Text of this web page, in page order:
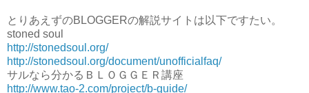
とりあえずのBLOGGERの解説サイトは以下ですたい。
stoned soul
http://stonedsoul.org/
http://stonedsoul.org/document/unofficialfaq/
サルなら分かるＢＬＯＧＧＥＲ講座
http://www.tao-2.com/project/b-guide/